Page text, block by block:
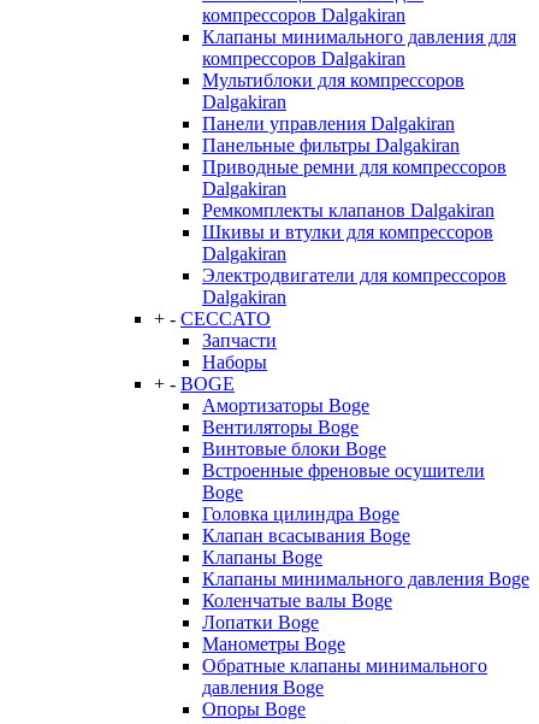
компрессоров Dalgakiran
Клапаны минимального давления для
компрессоров Dalgakiran
Мультиблоки для компрессоров
Dalgakiran
Панели управления Dalgakiran
Панельные фильтры Dalgakiran
Приводные ремни для компрессоров
Dalgakiran
Ремкомплекты клапанов Dalgakiran
Шкивы и втулки для компрессоров
Dalgakiran
Электродвигатели для компрессоров
Dalgakiran
+ - CECCATO
Запчасти
Наборы
+ - BOGE
Амортизаторы Boge
Вентиляторы Boge
Винтовые блоки Boge
Встроенные френовые осушители
Boge
Головка цилиндра Boge
Клапан всасывания Boge
Клапаны Boge
Клапаны минимального давления Boge
Коленчатые валы Boge
Лопатки Boge
Манометры Boge
Обратные клапаны минимального
давления Boge
Опоры Boge